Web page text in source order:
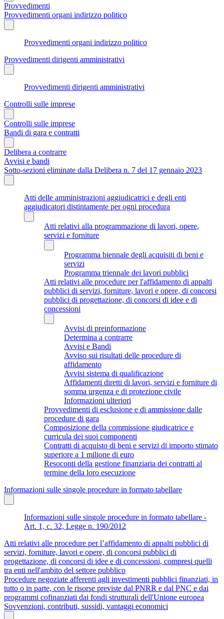
Provvedimenti
Provvedimenti organi indirizzo politico
Provvedimenti organi indirizzo politico
Provvedimenti dirigenti amministrativi
Provvedimenti dirigenti amministrativi
Controlli sulle imprese
Controlli sulle imprese
Bandi di gara e contratti
Delibera a contrarre
Avvisi e bandi
Sotto-sezioni eliminate dalla Delibera n. 7 del 17 gennaio 2023
Atti delle amministrazioni aggiudicatrici e degli enti
aggiudicatori distintamente per ogni procedura
Atti relativi alla programmazione di lavori, opere,
servizi e forniture
Programma biennale degli acquisiti di beni e
servizi
Programma triennale dei lavori pubblici
Atti relativi alle procedure per l'affidamento di appalti
pubblici di servizi, forniture, lavori e opere, di concorsi
pubblici di progettazione, di concorsi di idee e di
concessioni
Avvisi di preinformazione
Determina a contrarre
Avvisi e Bandi
Avviso sui risultati delle procedure di
affidamento
Avvisi sistema di qualificazione
Affidamenti diretti di lavori, servizi e forniture di
somma urgenza e di protezione civile
Informazioni ulteriori
Provvedimenti di esclusione e di ammissione dalle
procedure di gara
Composizione della commissione giudicatrice e
curricula dei suoi componenti
Contratti di acquisto di beni e servizi di importo stimato
superiore a 1 milione di euro
Resoconti della gestione finanziaria dei contratti al
termine della loro esecuzione
Informazioni sulle singole procedure in formato tabellare
Informazioni sulle singole procedure in formato tabellare -
Art. 1, c. 32, Legge n. 190/2012
Atti relativi alle procedure per l’affidamento di appalti pubblici di
servizi, forniture, lavori e opere, di concorsi pubblici di
progettazione, di concorsi di idee e di concessioni, compresi quelli
tra enti nell'ambito del settore pubblico
Procedure negoziate afferenti agli investimenti pubblici finanziati, in
tutto o in parte, con le risorse previste dal PNRR e dal PNC e dai
programmi cofinanziati dai fondi strutturali dell'Unione europea
Sovvenzioni, contributi, sussidi, vantaggi economici